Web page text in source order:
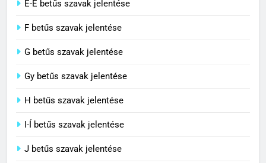
4
Contemporary jelentése
5
Célkitűzés jelentése
E-É betűs szavak jelentése
F betűs szavak jelentése
G betűs szavak jelentése
Gy betűs szavak jelentése
H betűs szavak jelentése
I-Í betűs szavak jelentése
J betűs szavak jelentése